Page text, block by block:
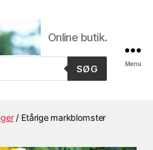
Online butik.
SØG Menu
/ Etårige markblomster